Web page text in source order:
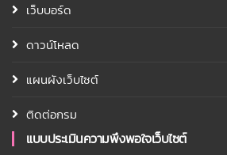
เว็บบอร์ด
ดาวน์โหลด
แผนผังเว็บไซต์
ติดต่อกรม
แบบประเมินความพึงพอใจเว็บไซต์